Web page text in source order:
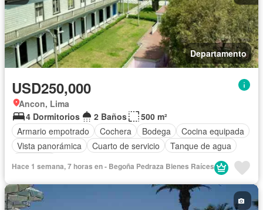
Departamento
USD250,000
Ancon, Lima
4 Dormitorios
2 Baños
500 m²
Armario empotrado
Cochera Bodega
Cocina equipada
Vista panorámica
Cuarto de servicio
Tanque de agua
Hace 1 semana, 7 horas en - Begoña Pedraza Bienes Raíces